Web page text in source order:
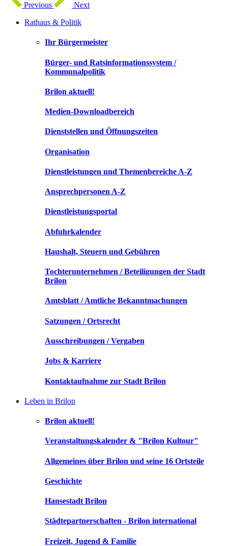
Previous
Next
Rathaus & Politik
Ihr Bürgermeister
Bürger- und Ratsinformationssystem /
Kommunalpolitik
Brilon aktuell!
Medien-Downloadbereich
Dienststellen und Öffnungszeiten
Organisation
Dienstleistungen und Themenbereiche A-Z
Ansprechpersonen A-Z
Dienstleistungsportal
Abfuhrkalender
Haushalt, Steuern und Gebühren
Tochterunternehmen / Beteiligungen der Stadt
Brilon
Amtsblatt / Amtliche Bekanntmachungen
Satzungen / Ortsrecht
Ausschreibungen / Vergaben
Jobs & Karriere
Kontaktaufnahme zur Stadt Brilon
Leben in Brilon
Brilon aktuell!
Veranstaltungskalender & "Brilon Kultour"
Allgemeines über Brilon und seine 16 Ortsteile
Geschichte
Hansestadt Brilon
Städtepartnerschaften - Brilon international
Freizeit, Jugend & Familie